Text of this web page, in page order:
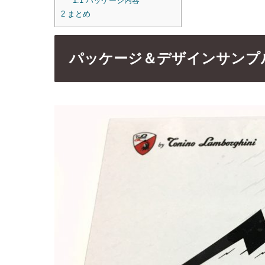
2 まとめ
パッケージ＆デザインサンプ